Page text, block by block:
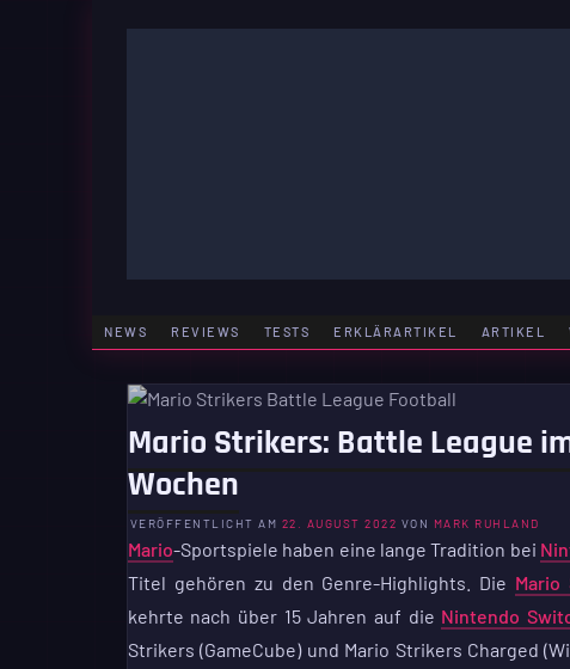
NEWS REVIEWS TESTS ERKLÄRARTIKEL ARTIKEL
Mario Strikers: Battle League
Wochen
VERÖFFENTLICHT AM 22. AUGUST 2022 VON MARK RUHLAND
Mario-Sportspiele haben eine lange Tradition bei
Titel gehören zu den Genre-Highlights. Die Mario
kehrte nach über 15 Jahren auf die Nintendo
Strikers (GameCube) und Mario Strikers Charged